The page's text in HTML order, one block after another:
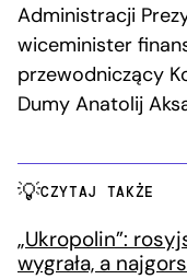
Administracji
wiceminister
przewodniczący
Dumy Anatolij
CZYTAJ TAKŻE
„Ukropolin”:
wygrała, a